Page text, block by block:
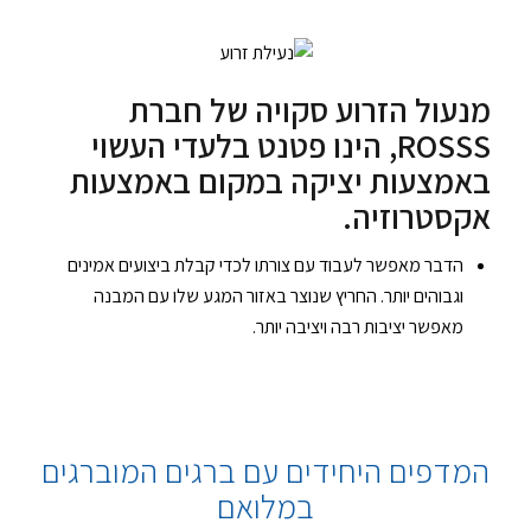
מנעול
הזרוע
סקויה
של
חברת
מנעול הזרוע סקויה של חברת
ROSSS, הינו פטנט בלעדי העשוי
באמצעות יציקה במקום באמצעות
אקסטרוזיה.
הדבר מאפשר לעבוד עם צורתו לכדי קבלת ביצועים אמינים
וגבוהים יותר. החריץ שנוצר באזור המגע שלו עם המבנה
מאפשר יציבות רבה ויציבה יותר.
המדפים היחידים עם ברגים המוברגים
במלואם